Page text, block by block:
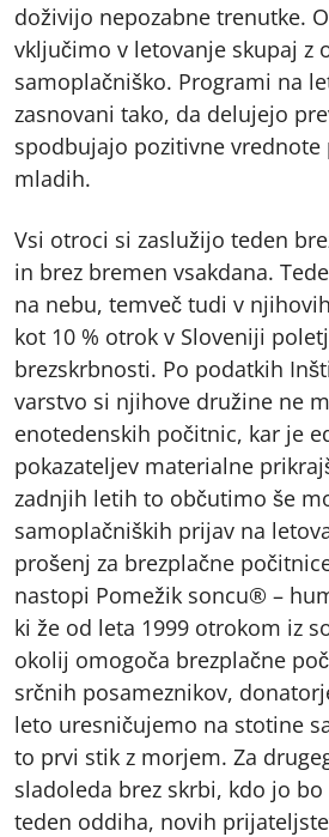
doživijo nepozabne trenutke.
vključimo v letovanje skupaj z
samoplačniško. Programi na
zasnovani tako, da delujejo
spodbujajo pozitivne
mladih.
Vsi otroci si zaslužijo teden
in brez bremen vsakdana.
na nebu, temveč tudi v
kot 10 % otrok v Sloveniji
brezskrbnosti. Po podatkih
varstvo si njihove družine ne
enotedenskih počitnic, kar je
pokazateljev materialne
zadnjih letih to občutimo še
samoplačniških prijav na
prošenj za brezplačne
nastopi Pomežik soncu® –
ki že od leta 1999 otrokom iz
okolij omogoča brezplačne
srčnih posameznikov,
leto uresničujemo na stotine
to prvi stik z morjem. Za
sladoleda brez skrbi, kdo jo bo
teden oddiha, novih